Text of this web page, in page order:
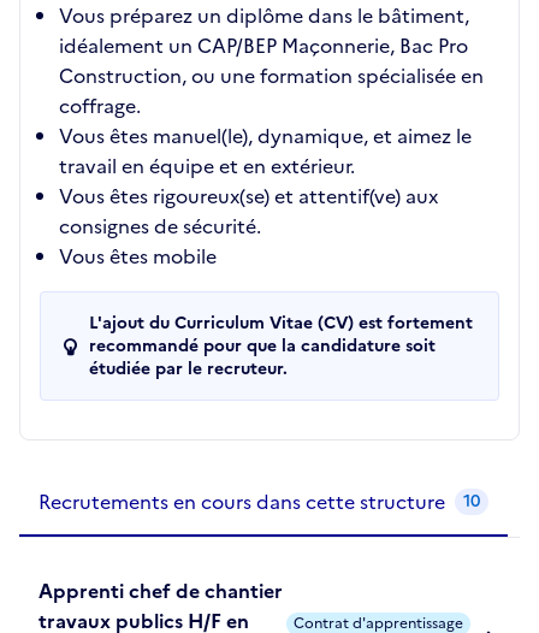
Vous préparez un diplôme dans le bâtiment,
idéalement un CAP/BEP Maçonnerie, Bac Pro
Construction, ou une formation spécialisée en
coffrage.
Vous êtes manuel(le), dynamique, et aimez le
travail en équipe et en extérieur.
Vous êtes rigoureux(se) et attentif(ve) aux
consignes de sécurité.
Vous êtes mobile
L'ajout du Curriculum Vitae (CV) est fortement
recommandé pour que la candidature soit
étudiée par le recruteur.
Recrutements en cours dans cette structure 10
Apprenti chef de chantier
travaux publics H/F en
Contrat d'apprentissage